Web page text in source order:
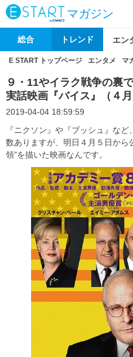
マガジン
総合 トレンド エン
E START トップページ エンタメ マ
９・11やイラク戦争の裏
実話映画『バイス』（４月
2019-04-04 18:59:59
『ニクソン』や『ブッシュ』な
数ありますが、明日４月５日から
領”を描いた映画なんです。